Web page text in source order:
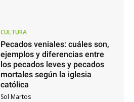
CULTURA
Pecados veniales: cuáles son,
ejemplos y diferencias entre
los pecados leves y pecados
mortales según la iglesia
católica
Sol Martos